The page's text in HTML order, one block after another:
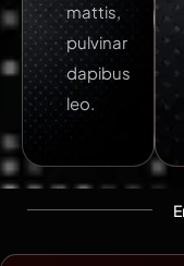
mattis,
pulvinar
dapibus
leo.